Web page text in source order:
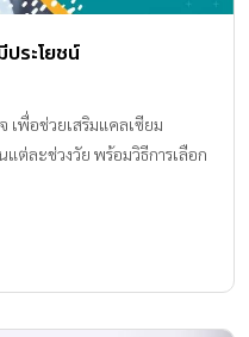
ระโยชน์
เพื่อช่วยเสริมแคลเซียม
ต่ละช่วงวัย พร้อมวิธีการเลือก